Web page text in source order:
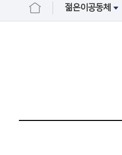
젊은이공동체